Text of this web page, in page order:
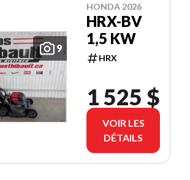
9
HONDA 2026
HRX-BV
1,5 KW
HRX
1 525 $
VOIR LES
DÉTAILS